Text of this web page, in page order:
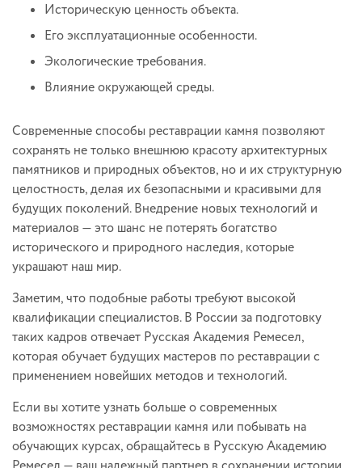
Историческую ценность объекта.
Его эксплуатационные особенности.
Экологические требования.
Влияние окружающей среды.
Современные способы реставрации камня позволяют
сохранять не только внешнюю красоту архитектурных
памятников и природных объектов, но и их структурную
целостность, делая их безопасными и красивыми для
будущих поколений. Внедрение новых технологий и
материалов — это шанс не потерять богатство
исторического и природного наследия, которые
украшают наш мир.
Заметим, что подобные работы требуют высокой
квалификации специалистов. В России за подготовку
таких кадров отвечает Русская Академия Ремесел,
которая обучает будущих мастеров по реставрации с
применением новейших методов и технологий.
Если вы хотите узнать больше о современных
возможностях реставрации камня или побывать на
обучающих курсах, обращайтесь в Русскую Академию